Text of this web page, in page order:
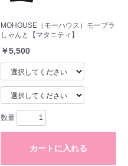
MOHOUSE（モーハウス）モーブラ
しゃんと【マタニティ】
￥5,500
数量
カートに入れる
カートへ進む